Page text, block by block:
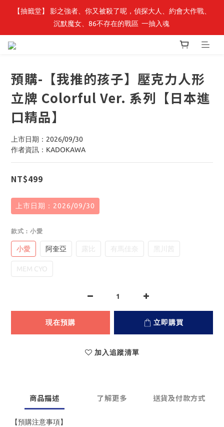
【轉生史萊姆】系列書展🌟系列小說 79 折，滿$389送「完節紀念
明信片組」
【抽籤堂】 影之強者、你又被殺了呢，偵探大人、約會大作戰、
沉默魔女、86不存在的戰區  一抽入魂
【轉生史萊姆】系列書展🌟系列小說 79 折，滿$389送「完節紀念
預購-【我推的孩子】壓克力人形
立牌 Colorful Ver. 系列【日本進
口精品】
上市日期：2026/09/30
作者資訊：KADOKAWA
NT$499
上市日期：2026/09/30
款式 : 小愛
小愛 阿奎亞 露比 有馬佳奈 黑川茜
MEM CYO
現在預購 立即購買
加入追蹤清單
商品描述 了解更多 送貨及付款方式
【預購注意事項】